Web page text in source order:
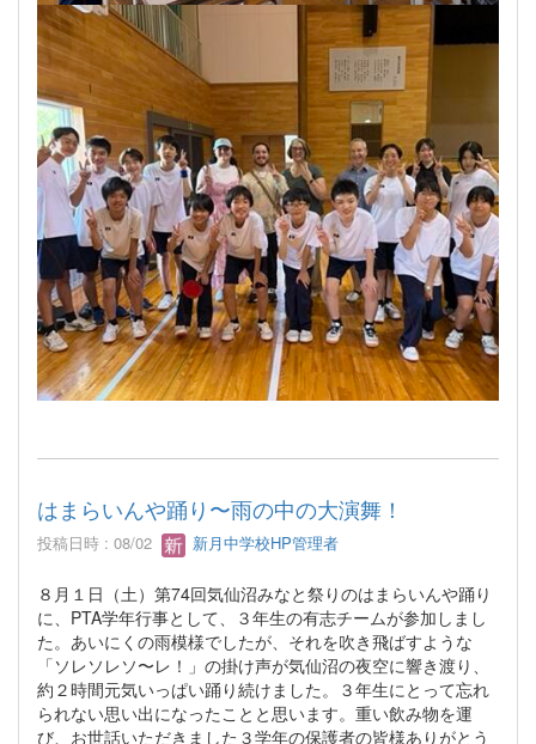
はまらいんや踊り〜雨の中の大演舞！
投稿日時 : 08/02 新月中学校HP管理者
８月１日（土）第74回気仙沼みなと祭りのはまらいんや踊り
に、PTA学年行事として、３年生の有志チームが参加しまし
た。あいにくの雨模様でしたが、それを吹き飛ばすような
「ソレソレソ〜レ！」の掛け声が気仙沼の夜空に響き渡り、
約２時間元気いっぱい踊り続けました。３年生にとって忘れ
られない思い出になったことと思います。重い飲み物を運
び、お世話いただきました３学年の保護者の皆様ありがとう